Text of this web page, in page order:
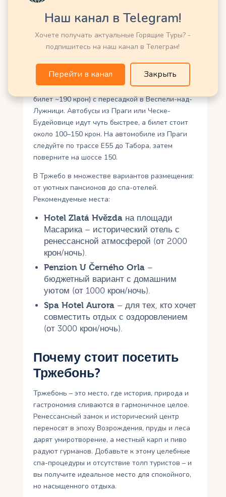
Как добраться и где
остановиться
Тржебонь находится в 139 км от Праги и 19 км
от Ческе-Будейовице. Самый удобный способ
добраться – поезд из Праги (около 3 часов,
билет ~190 крон) с пересадкой в Веспели-над-
Лужници. Автобусы из Праги или Ческе-
Будейовице идут чуть быстрее, а билет стоит
около 100–150 крон. На автомобиле из Праги
следуйте по трассе E55 до Табора, затем
поверните на шоссе 150.
В Тржебо в множестве вариантов размещения:
от уютных пансионов до спа-отелей.
Рекомендуемые места:
Hotel Zlatá Hvězdaна площади
Масарика – исторический отель с
ренессансной атмосферой (от 2000
крон/ночь).
Penzion U Černého Orla–
бюджетный вариант с домашним
уютом (от 1000 крон/ночь).
Spa Hotel Aurora– для тех, кто хочет
совместить отдых с оздоровлением
(от 3000 крон/ночь).
Почему стоит посетить
Тржебонь?
Тржебонь – это место, где история, природа и
гастрономия сливаются в гармоничное целое.
Ренессансный замок и исторический центр
переносят в эпоху Возрождения, пруды и леса
дарят умиротворение, а местный карп и пиво
радуют гурманов. Добавьте к этому целебные
спа-процедуры и отсутствие толп туристов – и
вы получите идеальное место для спокойного,
но насыщенного отдыха.
Наш канал в Telegram!
Хочете получать актуальные Горящие Туры? -
подпишитесь на наш канал в Телеграм!
Перейти в канал Закрыть